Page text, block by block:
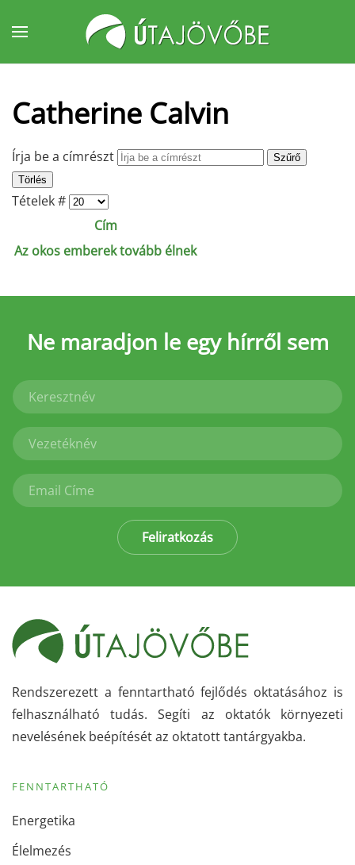
Fő tartalom átugrása
Catherine Calvin
Írja be a címrészt
Szűrő
Törlés
Tételek #
Cím
Az okos emberek tovább élnek
Ne maradjon le egy hírről sem
Feliratkozás
Rendszerezett a fenntartható fejlődés oktatásához is
felhasználható tudás. Segíti az oktatók környezeti
nevelésének beépítését az oktatott tantárgyakba.
FENNTARTHATÓ
Energetika
Élelmezés